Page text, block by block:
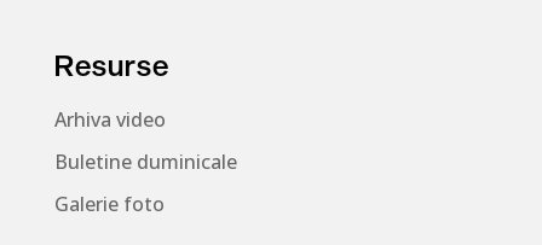
Resurse
Arhiva video
Buletine duminicale
Galerie foto